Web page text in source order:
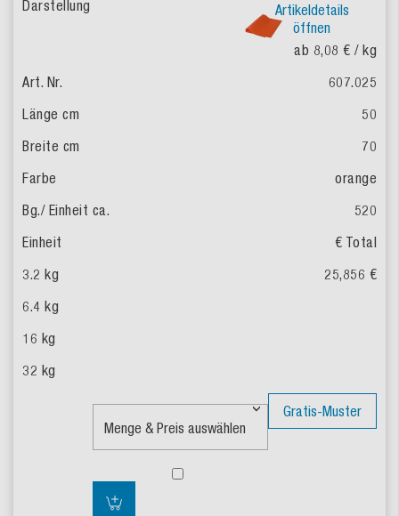
Artikeldetails
öffnen
ab 8,08 € / kg
607.025
50
70
orange
520
€ Total
25,856 €
Gratis-Muster